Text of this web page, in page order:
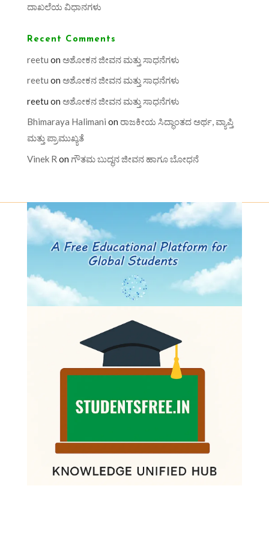
ದಾಖಲೆಯ ವಿಧಾನಗಳು
Recent Comments
reetu on ಅಶೋಕನ ಜೀವನ ಮತ್ತು ಸಾಧನೆಗಳು
reetu on ಅಶೋಕನ ಜೀವನ ಮತ್ತು ಸಾಧನೆಗಳು
reetu on ಅಶೋಕನ ಜೀವನ ಮತ್ತು ಸಾಧನೆಗಳು
Bhimaraya Halimani on ರಾಜಕೀಯ ಸಿದ್ಧಾಂತದ ಅರ್ಥ, ವ್ಯಾಪ್ತಿ
ಮತ್ತು ಪ್ರಾಮುಖ್ಯತೆ
Vinek R on ಗೌತಮ ಬುದ್ಧನ ಜೀವನ ಹಾಗೂ ಬೋಧನೆ